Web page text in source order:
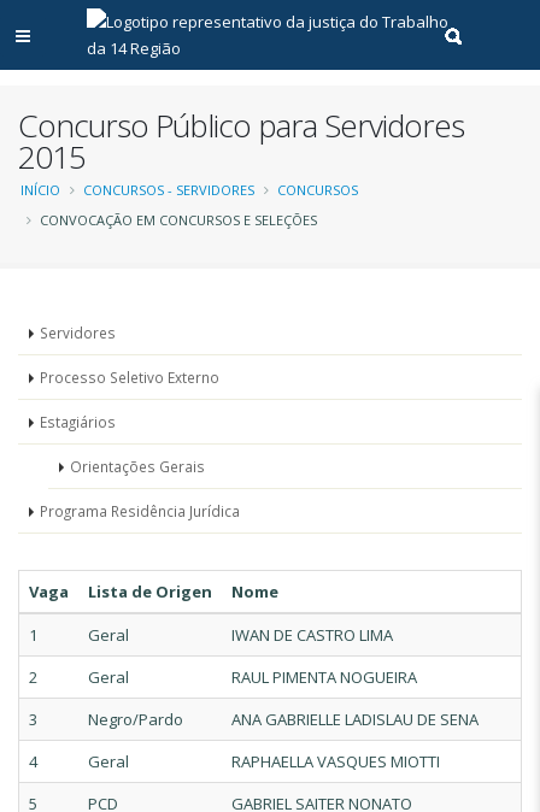
Abrir menu principal
Realizar
Concurso Público para Servidores
2015
Trilha
INÍCIO CONCURSOS - SERVIDORES
CONCURSOS
CONVOCAÇÃO EM CONCURSOS E SELEÇÕES
Menu
Concursos
Servidores
Processo Seletivo Externo
Estagiários
Orientações Gerais
Programa Residência Jurídica
Vaga Lista de Origen
Nome
1
Geral
IWAN DE CASTRO LIMA
2
Geral
RAUL PIMENTA NOGUEIRA
3
Negro/Pardo
ANA GABRIELLE LADISLAU DE SENA
4
Geral
RAPHAELLA VASQUES MIOTTI
5
PCD
GABRIEL SAITER NONATO